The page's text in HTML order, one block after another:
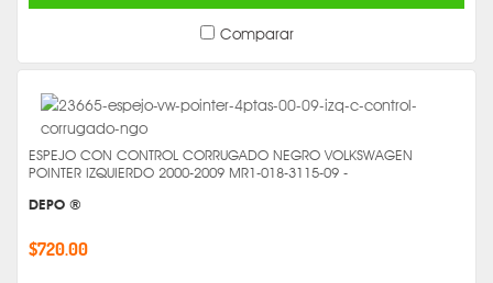
Comparar
ESPEJO CON CONTROL CORRUGADO NEGRO VOLKSWAGEN
POINTER IZQUIERDO 2000-2009 MR1-018-3115-09 -
DEPO ®
$720.00